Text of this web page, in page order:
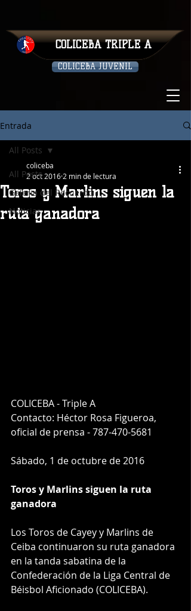
COLICEBA JUVENIL
COLICEBA TRIPLE A
Entrada
All Posts
Galeria del Recuerdo
Noticias
All Posts
Toros y Marlins siguen la
ruta ganadora
coliceba
2 oct 2016 2 min de lectura
COLICEBA - Triple A
Contacto: Héctor Rosa Figueroa,
oficial de prensa - 787-470-5681
Sábado, 1 de octubre de 2016
Toros y Marlins siguen la ruta
ganadora
Los Toros de Cayey y Marlins de
Ceiba continuaron su ruta ganadora
en la tanda sabatina de la
Confederación de la Liga Central de
Béisbol Aficionado (COLICEBA).